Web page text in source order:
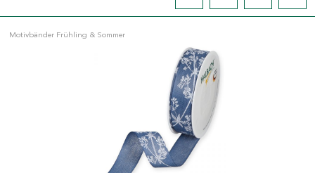
Motivbänder Frühling & Sommer